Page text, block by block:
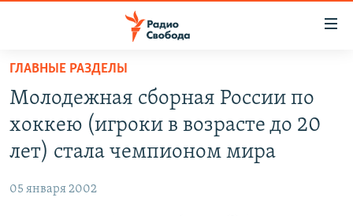
упрощенного
доступа
основному
Вернутся
ПОДКАСТЫ
АВТОРСКИЕ ПРОЕКТЫ
МНЕНИЯ
ГЛАВНЫЕ РАЗДЕЛЫ
Молодежная сборная России по
хоккею (игроки в возрасте до 20
лет) стала чемпионом мира
05 января 2002